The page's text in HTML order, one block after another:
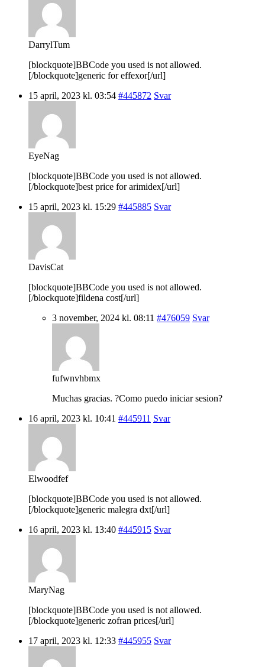
DarrylTum
[blockquote]BBCode you used is not allowed.
[/blockquote]generic for effexor[/url]
15 april, 2023 kl. 03:54 #445872 Svar
EyeNag
[blockquote]BBCode you used is not allowed.
[/blockquote]best price for arimidex[/url]
15 april, 2023 kl. 15:29 #445885 Svar
DavisCat
[blockquote]BBCode you used is not allowed.
[/blockquote]fildena cost[/url]
3 november, 2024 kl. 08:11 #476059 Svar
fufwnvhbmx
Muchas gracias. ?Como puedo iniciar sesion?
16 april, 2023 kl. 10:41 #445911 Svar
Elwoodfef
[blockquote]BBCode you used is not allowed.
[/blockquote]generic malegra dxt[/url]
16 april, 2023 kl. 13:40 #445915 Svar
MaryNag
[blockquote]BBCode you used is not allowed.
[/blockquote]generic zofran prices[/url]
17 april, 2023 kl. 12:33 #445955 Svar